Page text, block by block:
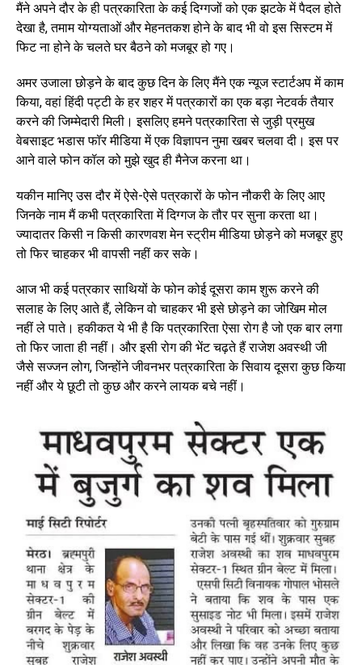
मैंने अपने दौर के ही पत्रकारिता के कई दिग्गजों को एक झटके में पैदल होते
देखा है, तमाम योग्यताओं और मेहनतकश होने के बाद भी वो इस सिस्टम में
फिट ना होने के चलते घर बैठने को मजबूर हो गए।
अमर उजाला छोड़ने के बाद कुछ दिन के लिए मैंने एक न्यूज स्टार्टअप में काम
किया, वहां हिंदी पट्टी के हर शहर में पत्रकारों का एक बड़ा नेटवर्क तैयार
करने की जिम्मेदारी मिली। इसलिए हमने पत्रकारिता से जुड़ी प्रमुख
वेबसाइट भडास फॉर मीडिया में एक विज्ञापन नुमा खबर चलवा दी। इस पर
आने वाले फोन कॉल को मुझे खुद ही मैनेज करना था।
यकीन मानिए उस दौर में ऐसे-ऐसे ​पत्रकारों के फोन नौकरी के लिए आए
जिनके नाम मैं कभी पत्रकारिता में दिग्गज के तौर पर सुना करता था।
ज्यादातर किसी न किसी कारणवश मेन स्ट्रीम मीडिया छोड़ने को मजबूर हुए
तो फिर चाहकर भी वापसी नहीं कर सके।
आज भी कई पत्रकार साथियों के फोन कोई दूसरा काम शुरू करने की
सलाह के लिए आते हैं, लेकिन वो चाहकर भी इसे छोड़ने का जोखिम मोल
नहीं ले पाते। हकीकत ये भी है कि पत्रकारिता ऐसा रोग है जो एक बार लगा
तो फिर जाता ही नहीं। और इसी रोग की भेंट चढ़ते हैं राजेश अवस्थी जी
जैसे सज्जन लोग, जिन्होंने जीवनभर पत्रकारिता के सिवाय दूसरा कुछ किया
नहीं और ये छूटी तो कुछ और करने लायक बचे नहीं।